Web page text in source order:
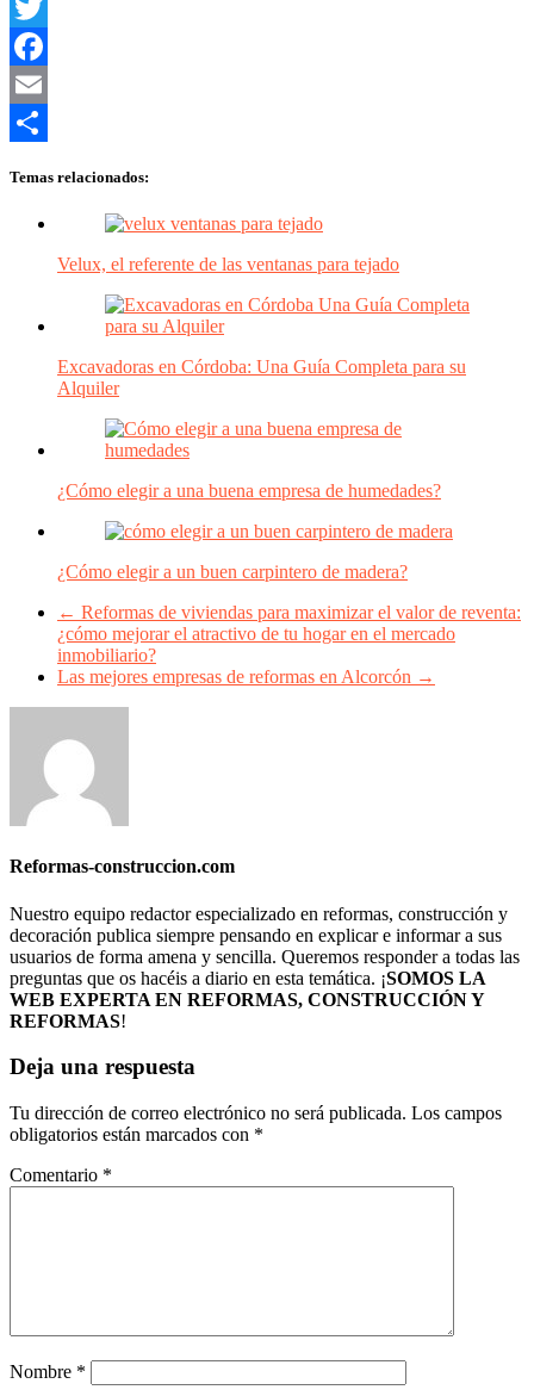
LinkedIn
Twitter
Facebook
Email
Temas relacionados:
Velux, el referente de las ventanas para tejado
Excavadoras en Córdoba: Una Guía Completa para su
Alquiler
¿Cómo elegir a una buena empresa de humedades?
¿Cómo elegir a un buen carpintero de madera?
← Reformas de viviendas para maximizar el valor de reventa:
¿cómo mejorar el atractivo de tu hogar en el mercado
inmobiliario?
Las mejores empresas de reformas en Alcorcón →
Reformas-construccion.com
Nuestro equipo redactor especializado en reformas, construcción y
decoración publica siempre pensando en explicar e informar a sus
usuarios de forma amena y sencilla. Queremos responder a todas las
preguntas que os hacéis a diario en esta temática. ¡SOMOS LA
WEB EXPERTA EN REFORMAS, CONSTRUCCIÓN Y
REFORMAS!
Deja una respuesta
Tu dirección de correo electrónico no será publicada. Los campos
obligatorios están marcados con *
Comentario *
Nombre *